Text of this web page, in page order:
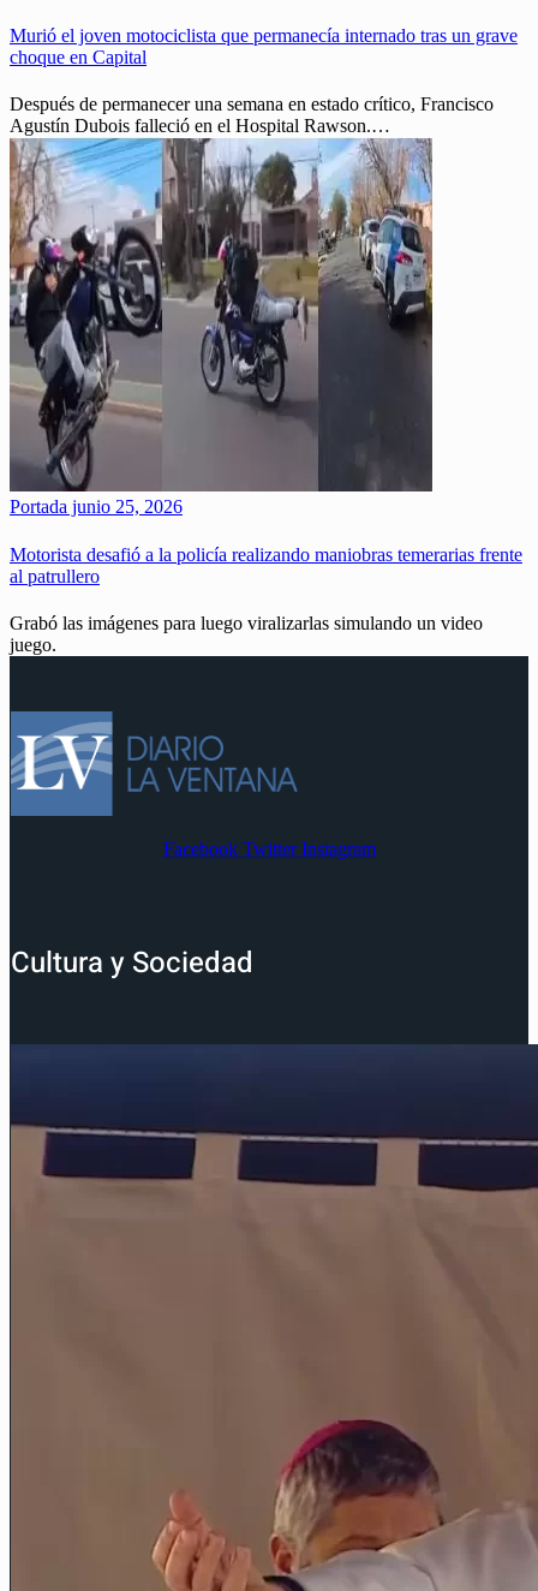
Murió el joven motociclista que permanecía internado tras un grave
choque en Capital
Después de permanecer una semana en estado crítico, Francisco
Agustín Dubois falleció en el Hospital Rawson.…
Portada junio 25, 2026
Motorista desafió a la policía realizando maniobras temerarias frente
al patrullero
Grabó las imágenes para luego viralizarlas simulando un video
juego.
Facebook Twitter Instagram
Cultura y Sociedad